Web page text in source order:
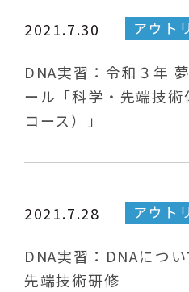
2021.7.30 アウト
DNA実習：令和３年
ール「科学・先端技
コース）」
2021.7.28 アウト
DNA実習：DNAにつ
先端技術研修